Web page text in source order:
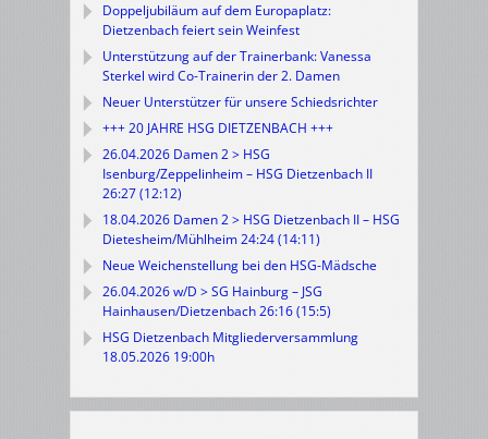
Doppeljubiläum auf dem Europaplatz:
Dietzenbach feiert sein Weinfest
Unterstützung auf der Trainerbank: Vanessa
Sterkel wird Co-Trainerin der 2. Damen
Neuer Unterstützer für unsere Schiedsrichter
+++ 20 JAHRE HSG DIETZENBACH +++
26.04.2026 Damen 2 > HSG
Isenburg/Zeppelinheim – HSG Dietzenbach II
26:27 (12:12)
18.04.2026 Damen 2 > HSG Dietzenbach II – HSG
Dietesheim/Mühlheim 24:24 (14:11)
Neue Weichenstellung bei den HSG-Mädsche
26.04.2026 w/D > SG Hainburg – JSG
Hainhausen/Dietzenbach 26:16 (15:5)
HSG Dietzenbach Mitgliederversammlung
18.05.2026 19:00h